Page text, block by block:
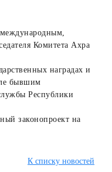
международным,
Комитета Ахра
наградах и
бывшим
Республики
законопроект на
К списку новостей